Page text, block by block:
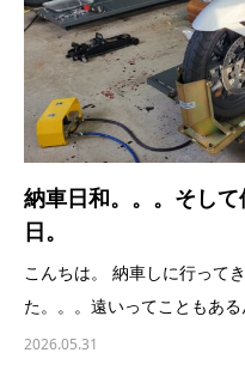
納車日和。。。そし
日。
こんちは。 納車しに行って
た。。。遠いってこともあ
2026.05.31